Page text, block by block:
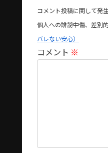
コメント投稿に関して発
個人への誹謗中傷、差別
バレない安心）
コメント ※